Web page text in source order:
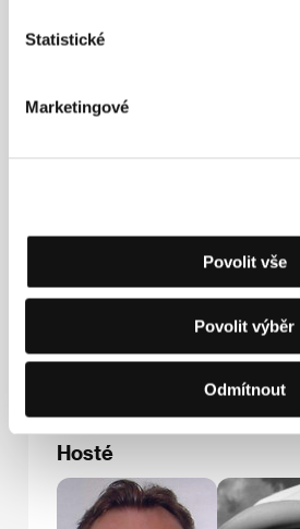
Statistické
Marketingové
Povolit vše
Povolit výběr
Odmítnout
Funny Balloons
Mexiko
Fax: +52 55 568 163 81
E-mail:lamedialuna@hotmail.com
Hosté